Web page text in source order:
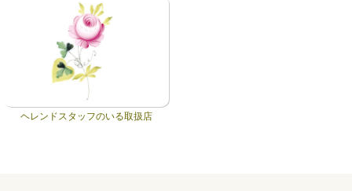
ヘレンドスタッフのいる取扱店